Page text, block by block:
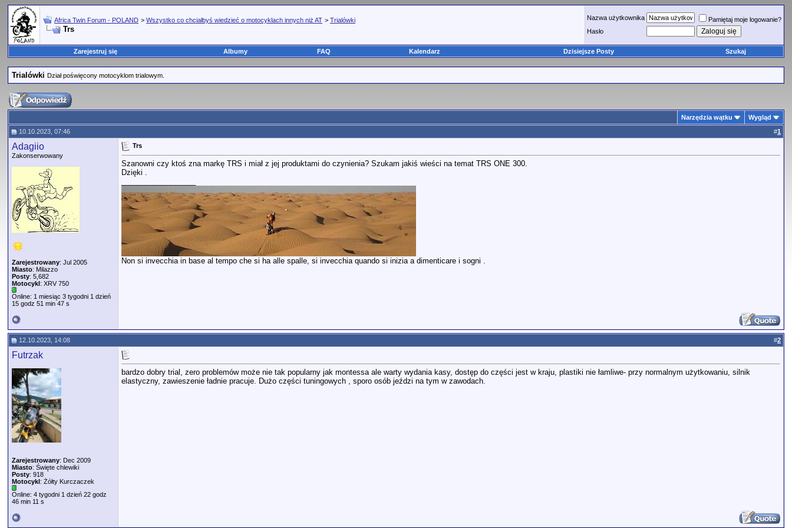
Africa Twin Forum - POLAND > Wszystko co chciałbyś wiedzieć o motocyklach innych niż AT > Trialówki
Trs
Nazwa użytkownika
Pamiętaj moje logowanie?
Hasło
Zarejestruj się Albumy FAQ Kalendarz Dzisiejsze Posty Szukaj
Trialówki Dział poświęcony motocyklom trialowym.
Narzędzia wątku
Wygląd
10.10.2023, 07:46
#1
Adagiio
Zakonserwowany
Zarejestrowany: Jul 2005
Miasto: Milazzo
Posty: 5,682
Motocykl: XRV 750
Online: 1 miesiąc 3 tygodni 1 dzień
15 godz 51 min 47 s
Trs
Szanowni czy ktoś zna markę TRS i miał z jej produktami do czynienia? Szukam jakiś wieści na temat TRS ONE 300.
Dzięki .
Non si invecchia in base al tempo che si ha alle spalle, si invecchia quando si inizia a dimenticare i sogni .
12.10.2023, 14:08 #2
Futrzak
Zarejestrowany: Dec 2009
Miasto: Święte chlewiki
Posty: 918
Motocykl: Żółty Kurczaczek
Online: 4 tygodni 1 dzień 22 godz
46 min 11 s
bardzo dobry trial, zero problemów może nie tak popularny jak montessa ale warty wydania kasy, dostęp do części jest w kraju, plastiki nie łamliwe- przy normalnym użytkowaniu, silnik
elastyczny, zawieszenie ładnie pracuje. Dużo części tuningowych , sporo osób jeździ na tym w zawodach.